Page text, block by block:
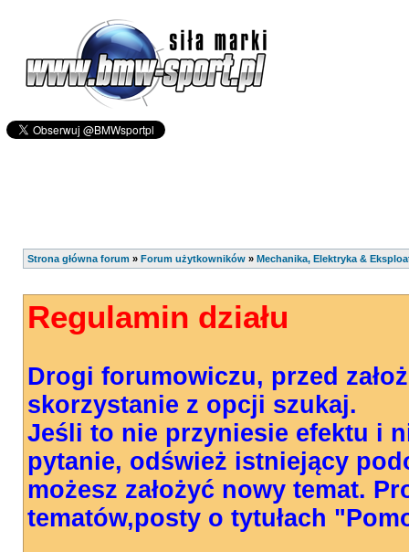
Strona główna forum » Forum użytkowników » Mechanika, Elektryka &
Regulamin działu
Drogi forumowiczu, przed
skorzystanie z opcji szukaj.
Jeśli to nie przyniesie efektu i
pytanie, odśwież istniejący
możesz założyć nowy temat.
tematów,posty o tytułach